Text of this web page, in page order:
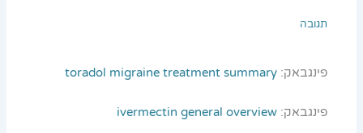
תגובה
פינגבאק:toradol migraine treatment summary
פינגבאק:ivermectin general overview